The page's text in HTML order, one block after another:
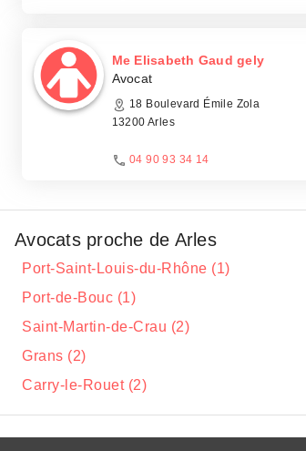
Me Elisabeth Gaud gely
Avocat
18 Boulevard Émile Zola
13200 Arles
04 90 93 34 14
Avocats proche de Arles
Port-Saint-Louis-du-Rhône (1)
Port-de-Bouc (1)
Saint-Martin-de-Crau (2)
Grans (2)
Carry-le-Rouet (2)